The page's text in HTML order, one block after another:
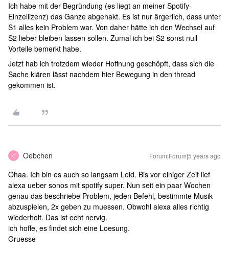
Ich habe mit der Begründung (es liegt an meiner Spotify-
Einzellizenz) das Ganze abgehakt. Es ist nur ärgerlich, dass unter
S1 alles kein Problem war. Von daher hätte ich den Wechsel auf
S2 lieber bleiben lassen sollen. Zumal ich bei S2 sonst null
Vorteile bemerkt habe.
Jetzt hab ich trotzdem wieder Hoffnung geschöpft, dass sich die
Sache klären lässt nachdem hier Bewegung in den thread
gekommen ist.
O Oebchen Forum|Forum|5 years ago
Ohaa. Ich bin es auch so langsam Leid. Bis vor einiger Zeit lief
alexa ueber sonos mit spotify super. Nun seit ein paar Wochen
genau das beschriebe Problem, jeden Befehl, bestimmte Musik
abzuspielen, 2x geben zu muessen. Obwohl alexa alles richtig
wiederholt. Das ist echt nervig.
ich hoffe, es findet sich eine Loesung.
Gruesse